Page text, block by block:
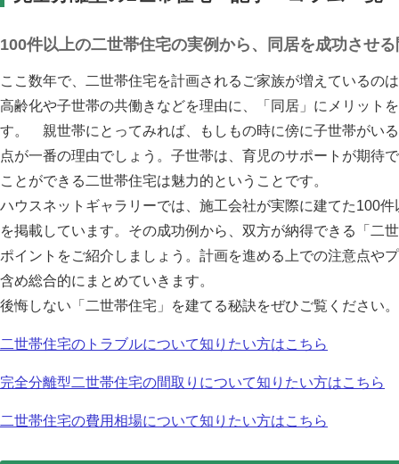
100件以上の二世帯住宅の実例から、同居を成功させ
ここ数年で、二世帯住宅を計画されるご家族が増えているの
高齢化や子世帯の共働きなどを理由に、「同居」にメリット
す。 親世帯にとってみれば、もしもの時に傍に子世帯がい
点が一番の理由でしょう。子世帯は、育児のサポートが期待
ことができる二世帯住宅は魅力的ということです。
ハウスネットギャラリーでは、施工会社が実際に建てた100
を掲載しています。その成功例から、双方が納得できる「二
ポイントをご紹介しましょう。計画を進める上での注意点や
含め総合的にまとめていきます。
後悔しない「二世帯住宅」を建てる秘訣をぜひご覧ください。
二世帯住宅のトラブルについて知りたい方はこちら
完全分離型二世帯住宅の間取りについて知りたい方はこちら
二世帯住宅の費用相場について知りたい方はこちら